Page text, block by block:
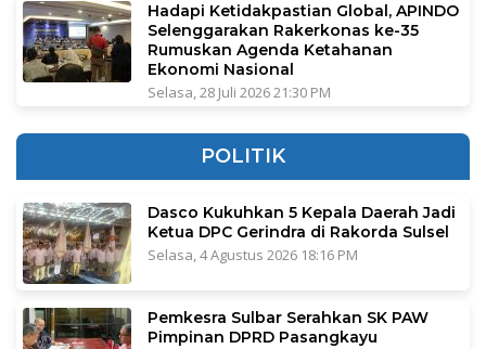
Hadapi Ketidakpastian Global, APINDO
Selenggarakan Rakerkonas ke-35
Rumuskan Agenda Ketahanan
Ekonomi Nasional
Selasa, 28 Juli 2026 21:30 PM
POLITIK
Dasco Kukuhkan 5 Kepala Daerah Jadi
Ketua DPC Gerindra di Rakorda Sulsel
Selasa, 4 Agustus 2026 18:16 PM
Pemkesra Sulbar Serahkan SK PAW
Pimpinan DPRD Pasangkayu